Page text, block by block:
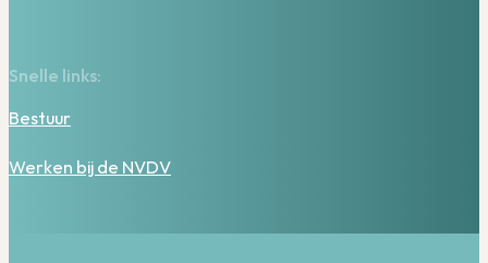
Snelle links:
Bestuur
Werken bij de NVDV